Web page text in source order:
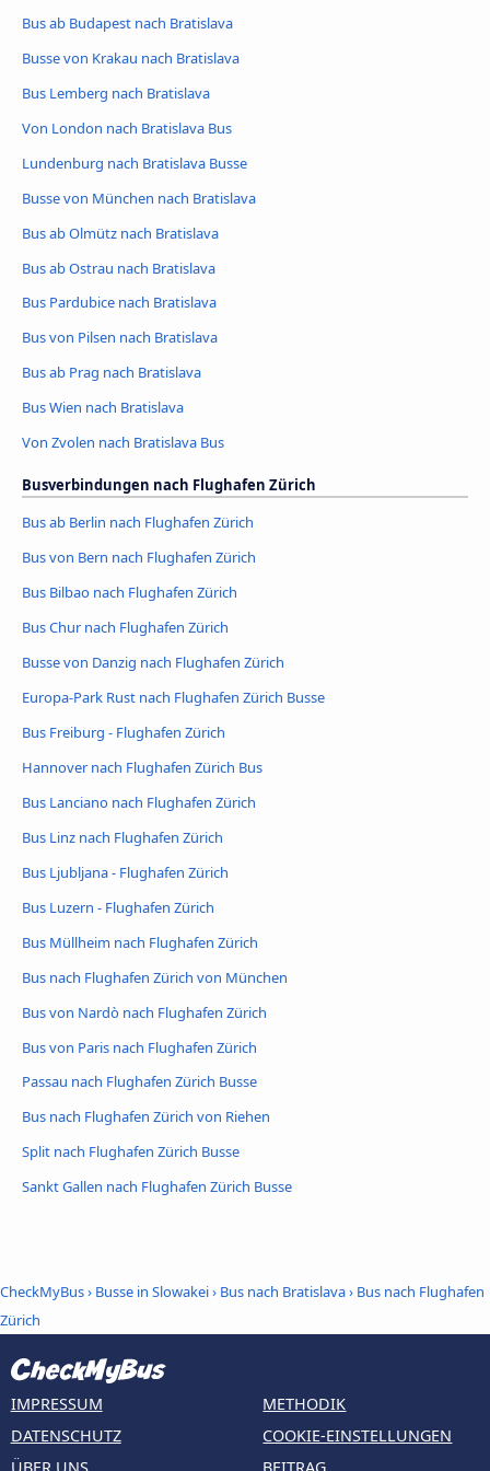
Bus ab Budapest nach Bratislava
Busse von Krakau nach Bratislava
Bus Lemberg nach Bratislava
Von London nach Bratislava Bus
Lundenburg nach Bratislava Busse
Busse von München nach Bratislava
Bus ab Olmütz nach Bratislava
Bus ab Ostrau nach Bratislava
Bus Pardubice nach Bratislava
Bus von Pilsen nach Bratislava
Bus ab Prag nach Bratislava
Bus Wien nach Bratislava
Von Zvolen nach Bratislava Bus
Busverbindungen nach Flughafen Zürich
Bus ab Berlin nach Flughafen Zürich
Bus von Bern nach Flughafen Zürich
Bus Bilbao nach Flughafen Zürich
Bus Chur nach Flughafen Zürich
Busse von Danzig nach Flughafen Zürich
Europa-Park Rust nach Flughafen Zürich Busse
Bus Freiburg - Flughafen Zürich
Hannover nach Flughafen Zürich Bus
Bus Lanciano nach Flughafen Zürich
Bus Linz nach Flughafen Zürich
Bus Ljubljana - Flughafen Zürich
Bus Luzern - Flughafen Zürich
Bus Müllheim nach Flughafen Zürich
Bus nach Flughafen Zürich von München
Bus von Nardò nach Flughafen Zürich
Bus von Paris nach Flughafen Zürich
Passau nach Flughafen Zürich Busse
Bus nach Flughafen Zürich von Riehen
Split nach Flughafen Zürich Busse
Sankt Gallen nach Flughafen Zürich Busse
CheckMyBus› Busse in Slowakei› Bus nach Bratislava› Bus nach Flughafen
Zürich
IMPRESSUM
DATENSCHUTZ
METHODIK
COOKIE-EINSTELLUNGEN